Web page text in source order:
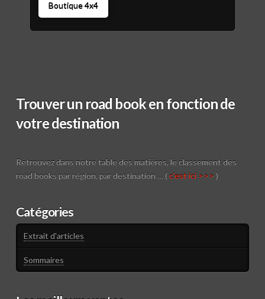
Boutique 4x4
Trouver un road book en fonction de
votre destination
Retrouvez dans notre table des matières, le classement des
road books par région, par destination … (c'est ici >>> )
Catégories
Extrait d'articles
Sommaires